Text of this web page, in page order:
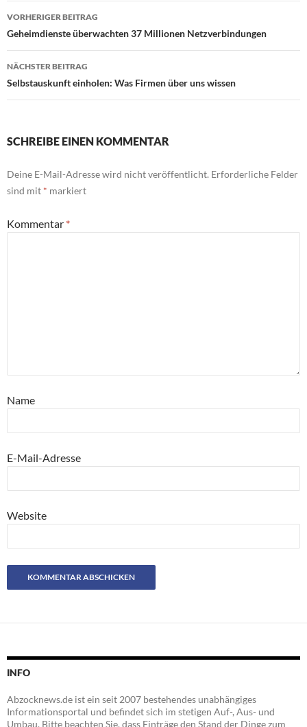
Beitragsnavigation
VORHERIGER BEITRAG
Geheimdienste überwachten 37 Millionen Netzverbindungen
NÄCHSTER BEITRAG
Selbstauskunft einholen: Was Firmen über uns wissen
SCHREIBE EINEN KOMMENTAR
Deine E-Mail-Adresse wird nicht veröffentlicht. Erforderliche Felder
sind mit * markiert
Kommentar *
Name
E-Mail-Adresse
Website
INFO
Abzocknews.de ist ein seit 2007 bestehendes unabhängiges
Informationsportal und befindet sich im stetigen Auf-, Aus- und
Umbau. Bitte beachten Sie, dass Einträge den Stand der Dinge zum